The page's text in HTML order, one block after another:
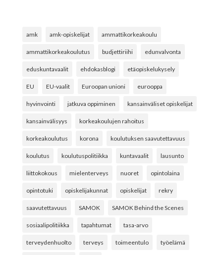
amk amk-opiskelijat ammattikorkeakoulu
ammattikorkeakoulutus budjettiriihi edunvalvonta
eduskuntavaalit ehdokasblogi etäopiskelukysely
EU EU-vaalit Euroopan unioni eurooppa
hyvinvointi jatkuva oppiminen kansainväliset opiskelijat
kansainvälisyys korkeakoulujen rahoitus
korkeakoulutus korona koulutuksen saavutettavuus
koulutus koulutuspolitiikka kuntavaalit lausunto
liittokokous mielenterveys nuoret opintolaina
opintotuki opiskelijakunnat opiskelijat rekry
saavutettavuus SAMOK SAMOK Behind the Scenes
sosiaalipolitiikka tapahtumat tasa-arvo
terveydenhuolto terveys toimeentulo työelämä